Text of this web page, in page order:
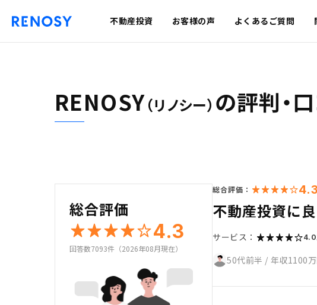
不動産投資 お客様の声 よくあるご質問
RENOSY（リノシー） の評判・
総合評価
4.3
回答数7093件（2026年08月現在）
総合評価： 4.3
不動産投資に
サービス： 4.0
50代前半 / 年収1100